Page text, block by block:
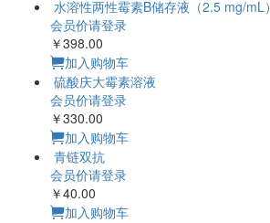
水溶性两性霉素B储存液（2.5 mg/mL）
会员价请登录
￥398.00
加入购物车
硫酸庆大霉素溶液
会员价请登录
￥330.00
加入购物车
青链双抗
会员价请登录
￥40.00
加入购物车